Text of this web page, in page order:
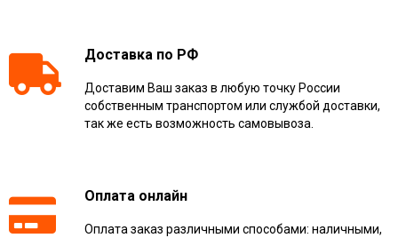
Доставка по РФ
Доставим Ваш заказ в любую точку России
собственным транспортом или службой доставки,
так же есть возможность самовывоза.
Оплата онлайн
Оплата заказ различными способами: наличными,